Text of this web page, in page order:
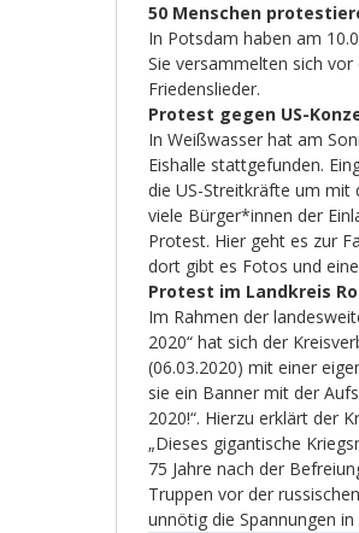
50 Menschen
In Potsdam haben am
Sie versammelten sich
Friedenslieder.
Protest gegen US-
In Weißwasser hat am
Eishalle stattgefunden.
die US-Streitkräfte um mit
viele Bürger*innen der
Protest. Hier geht es zur
dort gibt es Fotos und
Protest im Landkreis
Im Rahmen der
2020“ hat sich der
(06.03.2020) mit einer
sie ein Banner mit der
2020!“. Hierzu erklärt der
„Dieses gigantische
75 Jahre nach der
Truppen vor der
unnötig die Spannungen in